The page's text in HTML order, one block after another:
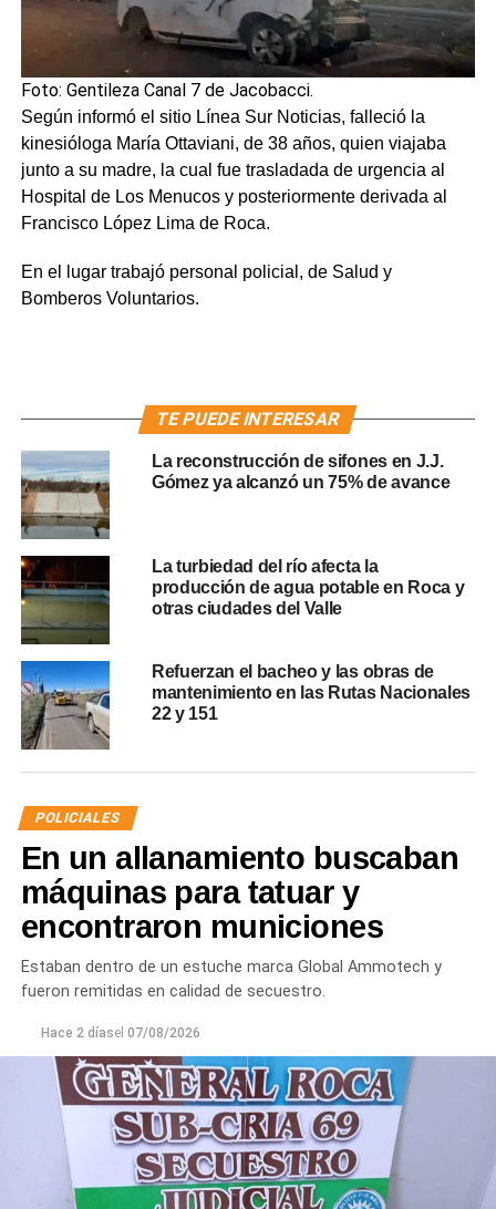
Foto: Gentileza Canal 7 de Jacobacci.
Según informó el sitio Línea Sur Noticias, falleció la
kinesióloga María Ottaviani, de 38 años, quien viajaba
junto a su madre, la cual fue trasladada de urgencia al
Hospital de Los Menucos y posteriormente derivada al
Francisco López Lima de Roca.
En el lugar trabajó personal policial, de Salud y
Bomberos Voluntarios.
TE PUEDE INTERESAR
La reconstrucción de sifones en J.J.
Gómez ya alcanzó un 75% de avance
La turbiedad del río afecta la
producción de agua potable en Roca y
otras ciudades del Valle
Refuerzan el bacheo y las obras de
mantenimiento en las Rutas Nacionales
22 y 151
POLICIALES
En un allanamiento buscaban
máquinas para tatuar y
encontraron municiones
Estaban dentro de un estuche marca Global Ammotech y
fueron remitidas en calidad de secuestro.
Hace 2 díasel 07/08/2026